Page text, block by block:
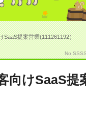
SaaS提案営業(111261192）
向けSaaS提